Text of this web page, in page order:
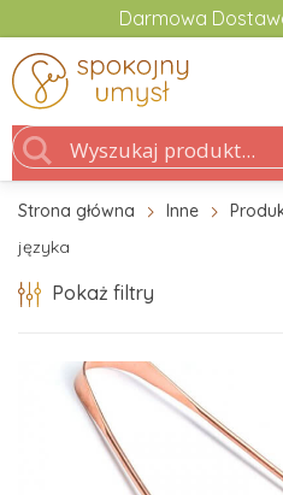
Darmowa
Strona główna Inne
języka
Pokaż filtry